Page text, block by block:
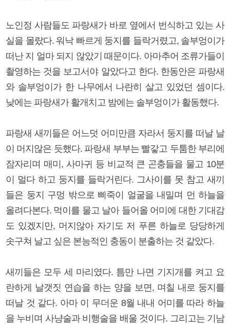
노인정 사람들도 파랑새가 바로 옆에서 번식하고 있는 사
실을 몰랐다. 워낙 빠르게 둥지를 들락거렸고, 솔부엉이가
떠난 지 얼마 되지 않았기 때문이다. 아마추어 조류가들이
촬영하는 것을 보고서야 알았다고 한다. 한동안은 파랑새
와 솔부엉이가 한 나무에서 나란히 살고 있었던 셈이다.
낮에는 파랑새가 활개치고 밤에는 솔부엉이가 활동했다.
파랑새 새끼들은 어느덧 어미만큼 자라서 둥지를 떠날 날
이 머지않은 듯했다. 파랑새 부부는 빨갛고 두툼한 부리에
잠자리며 매미, 사마귀 등 비교적 큰 곤충들을 물고 10분
이 멀다 하고 둥지를 들락거린다. 그사이를 못 참고 새끼
들은 둥지 구멍 밖으로 삐죽이 얼굴을 내밀며 먼 하늘을
올려다본다. 먹이를 물고 날아 들어올 어미에 대한 기대감
도 있겠지만, 머지않아 자기도 저 푸른 하늘로 당당하게
솟구쳐 날고 싶은 본능적인 충동이 분출하는 것 같았다.
새끼들은 모두 세 마리였다. 틈만 나면 기지개를 켜고 요
란하게 날갯짓 연습을 하는 양을 보면, 며칠 내로 둥지를
떠날 것 같다. 아마 이 무더운 8월 내내 어미를 따라 하늘
을 누비며 사냥술과 비행술을 배울 것이다. 그리고는 기남